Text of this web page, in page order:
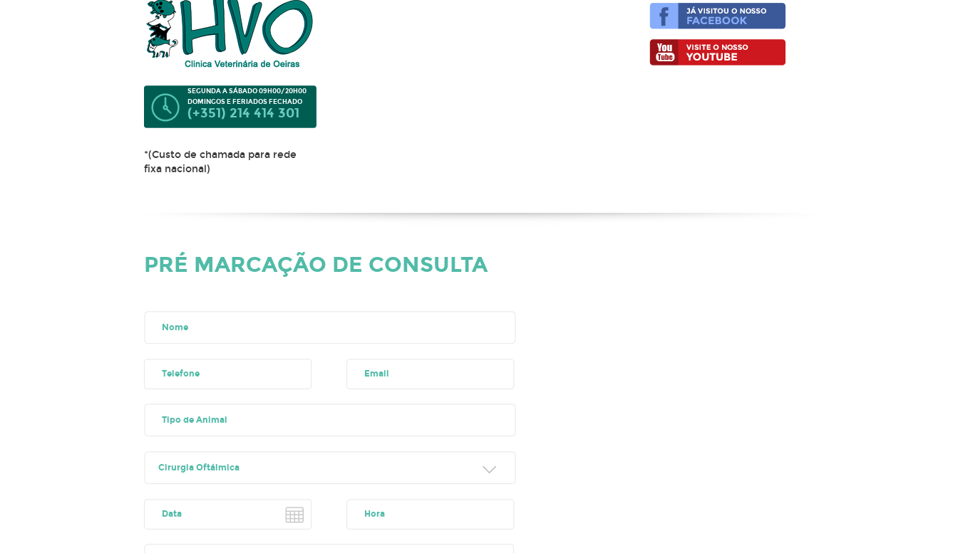
SEGUNDA A SÁBADO 09H00/20H00
DOMINGOS E FERIADOS FECHADO
(+351) 214 414 301
*(Custo de chamada para rede
fixa nacional)
PRÉ MARCAÇÃO DE CONSULTA
Cirurgia Oftálmica